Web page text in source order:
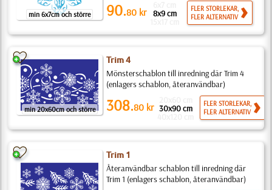
min 6x7cm och större 90.80 kr 8x9 cm
FLER STORLEKAR,
FLER ALTERNATIV
min 20x60cm och större
Trim 4
Mönsterschablon till inredning där Trim 4
(enlagers schablon, återanvändbar)
308.80 kr 30x90 cm
FLER STORLEKAR,
FLER ALTERNATIV
Trim 1
Återanvändbar schablon till inredning där
Trim 1 (enlagers schablon, återanvändbar)